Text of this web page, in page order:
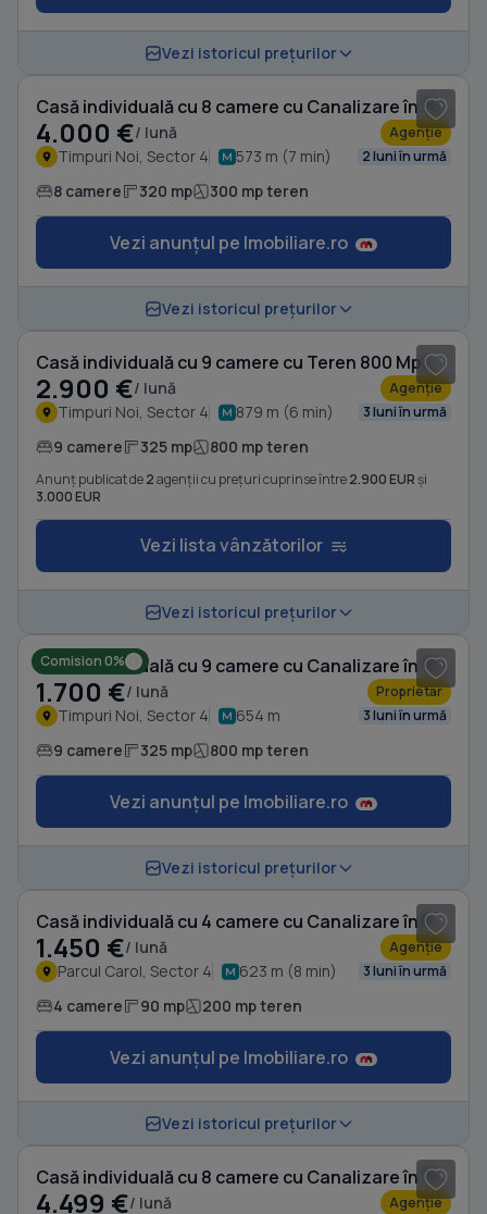
Vezi istoricul prețurilor
Casă individuală cu 8 camere cu Canalizare în Timpuri Noi
4.000 €/ lună Agenție
Timpuri Noi, Sector 4 573 m (7 min) 2 luni în urmă
8 camere 320 mp 300 mp teren
Vezi anunțul pe Imobiliare.ro
Vezi istoricul prețurilor
Casă individuală cu 9 camere cu Teren 800 Mp în Timpuri Noi
2.900 €/ lună Agenție
Timpuri Noi, Sector 4 879 m (6 min) 3 luni în urmă
9 camere 325 mp 800 mp teren
Anunț publicat de2agenții cu prețuri cuprinse între2.900 EURși
3.000 EUR
Vezi lista vânzătorilor
Vezi istoricul prețurilor
Comision 0% Casă individuală cu 9 camere cu Canalizare în Timpuri Noi
1.700 €/ lună Proprietar
Timpuri Noi, Sector 4 654 m 3 luni în urmă
9 camere 325 mp 800 mp teren
Vezi anunțul pe Imobiliare.ro
Vezi istoricul prețurilor
Casă individuală cu 4 camere cu Canalizare în Parcul Carol
1.450 €/ lună Agenție
Parcul Carol, Sector 4 623 m (8 min) 3 luni în urmă
4 camere 90 mp 200 mp teren
Vezi anunțul pe Imobiliare.ro
Vezi istoricul prețurilor
Casă individuală cu 8 camere cu Canalizare în Tineretului
4.499 €/ lună Agenție